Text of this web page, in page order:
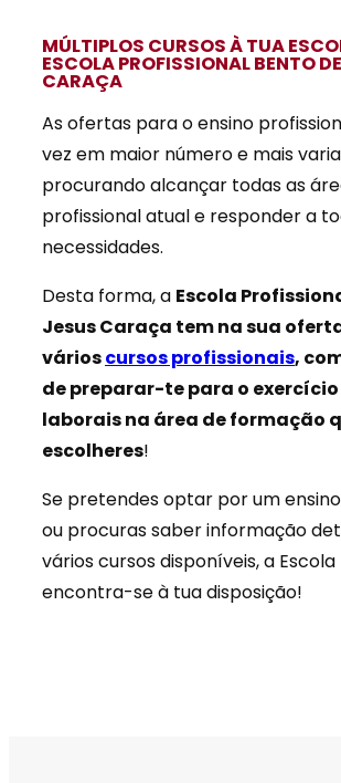
MÚLTIPLOS CURSOS À TUA
ESCOLA PROFISSIONAL BENTO
CARAÇA
As ofertas para o ensino
vez em maior número e mais
procurando alcançar todas as
profissional atual e responder a
necessidades.
Desta forma, a Escola
Jesus Caraça tem na sua
várioscursos profissionais,
de preparar-te para o
laborais na área de formação
escolheres!
Se pretendes optar por um
ou procuras saber informação
vários cursos disponíveis, a
encontra-se à tua disposição!